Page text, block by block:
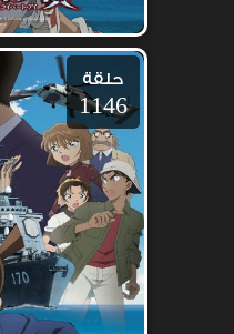
حلقة
1146